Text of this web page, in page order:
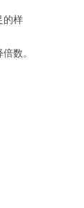
的样
数。